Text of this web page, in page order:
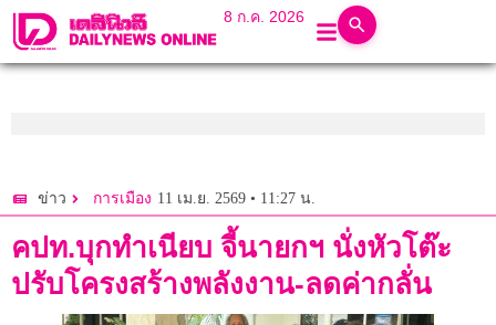
8 ก.ค. 2026
ข่าว การเมือง 11 เม.ย. 2569 • 11:27 น.
คปท.บุกทำเนียบ จี้นายกฯ นั่งหัวโต๊ะ
ปรับโครงสร้างพลังงาน-ลดค่ากลั่น